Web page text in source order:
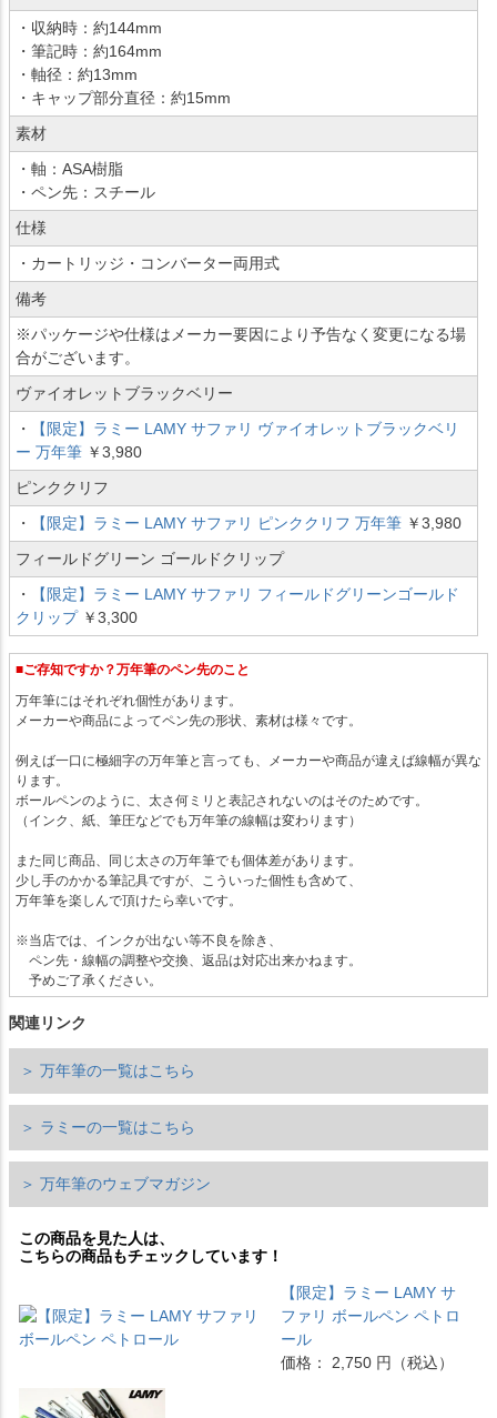
・収納時：約144mm
・筆記時：約164mm
・軸径：約13mm
・キャップ部分直径：約15mm
素材
・軸：ASA樹脂
・ペン先：スチール
仕様
・カートリッジ・コンバーター両用式
備考
※パッケージや仕様はメーカー要因により予告なく変更になる場
合がございます。
ヴァイオレットブラックベリー
・
【限定】ラミー LAMY サファリ ヴァイオレットブラックベリ
ー 万年筆 ￥3,980
ピンククリフ
・
【限定】ラミー LAMY サファリ ピンククリフ 万年筆 ￥3,980
フィールドグリーン ゴールドクリップ
・
【限定】ラミー LAMY サファリ フィールドグリーンゴールド
クリップ￥3,300
■ご存知ですか？万年筆のペン先のこと
万年筆にはそれぞれ個性があります。
メーカーや商品によってペン先の形状、素材は様々です。
例えば一口に極細字の万年筆と言っても、メーカーや商品が違えば線幅が異な
ります。
ボールペンのように、太さ何ミリと表記されないのはそのためです。
（インク、紙、筆圧などでも万年筆の線幅は変わります）
また同じ商品、同じ太さの万年筆でも個体差があります。
少し手のかかる筆記具ですが、こういった個性も含めて、
万年筆を楽しんで頂けたら幸いです。
※当店では、インクが出ない等不良を除き、
ペン先・線幅の調整や交換、返品は対応出来かねます。
予めご了承ください。
関連リンク
＞ 万年筆の一覧はこちら
＞ ラミーの一覧はこちら
＞ 万年筆のウェブマガジン
この商品を見た人は、
こちらの商品もチェックしています！
【限定】ラミー LAMY サ
ファリ ボールペン ペトロ
ール
価格： 2,750 円（税込）